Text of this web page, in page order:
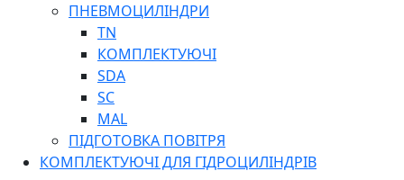
ПНЕВМОЦИЛІНДРИ
TN
КОМПЛЕКТУЮЧІ
SDA
SC
MAL
ПІДГОТОВКА ПОВІТРЯ
КОМПЛЕКТУЮЧІ ДЛЯ ГІДРОЦИЛІНДРІВ